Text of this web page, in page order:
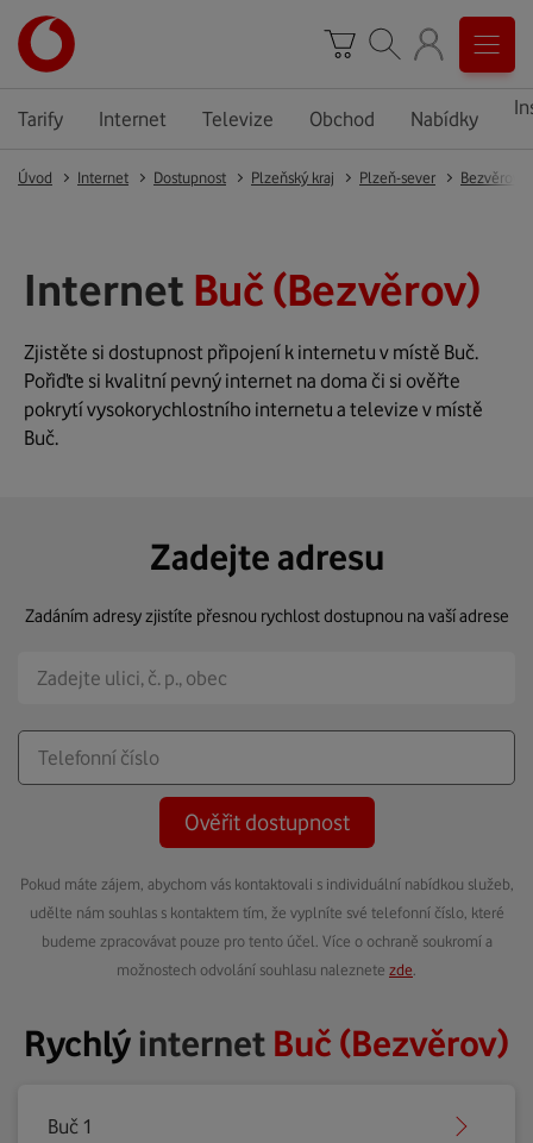
Tarify Internet Televize Obchod Nabídky
Úvod Internet Dostupnost Plzeňský kraj Plzeň-sever Bezvěrov
Internet Buč (Bezvěrov)
Zjistěte si dostupnost připojení k internetu v místě Buč.
Pořiďte si kvalitní pevný internet na doma či si ověřte
pokrytí vysokorychlostního internetu a televize v místě
Buč.
Zadejte adresu
Zadáním adresy zjistíte přesnou rychlost dostupnou na vaší adrese
Ověřit dostupnost
Pokud máte zájem, abychom vás kontaktovali s individuální nabídkou služeb,
udělte nám souhlas s kontaktem tím, že vyplníte své telefonní číslo, které
budeme zpracovávat pouze pro tento účel. Více o ochraně soukromí a
možnostech odvolání souhlasu naleznete zde
Rychlýinternet Buč (Bezvěrov)
Buč 1